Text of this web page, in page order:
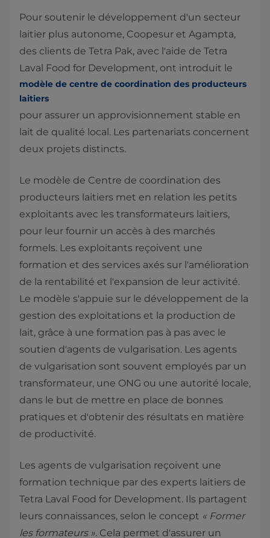
Pour soutenir le développement d'un secteur
laitier plus autonome, Coopesur et Agampta,
des clients de Tetra Pak, avec l'aide de Tetra
Laval Food for Development, ont introduit le
modèle de centre de coordination des producteurs
laitiers
pour assurer un approvisionnement stable en
lait de qualité local. Les partenariats concernent
deux projets distincts.
Le modèle de Centre de coordination des
producteurs laitiers met en relation les petits
exploitants avec les transformateurs laitiers,
pour leur fournir un accès à des marchés
formels. Les exploitants reçoivent une
formation et des services axés sur l'amélioration
de la rentabilité et l'expansion de leur activité.
Le modèle s'appuie sur le développement de la
gestion des exploitations et la production de
lait, grâce à une formation pas à pas avec le
soutien d'agents de vulgarisation. Les agents
de vulgarisation sont souvent employés par un
transformateur, une ONG ou une autorité locale,
dans le but de mettre en place de bonnes
pratiques et d'obtenir des résultats en matière
de productivité.
Les agents de vulgarisation reçoivent une
formation technique par des experts laitiers de
Tetra Laval Food for Development. Ils partagent
leurs connaissances, selon le concept « Former
les formateurs ». Cela permet d'assurer un